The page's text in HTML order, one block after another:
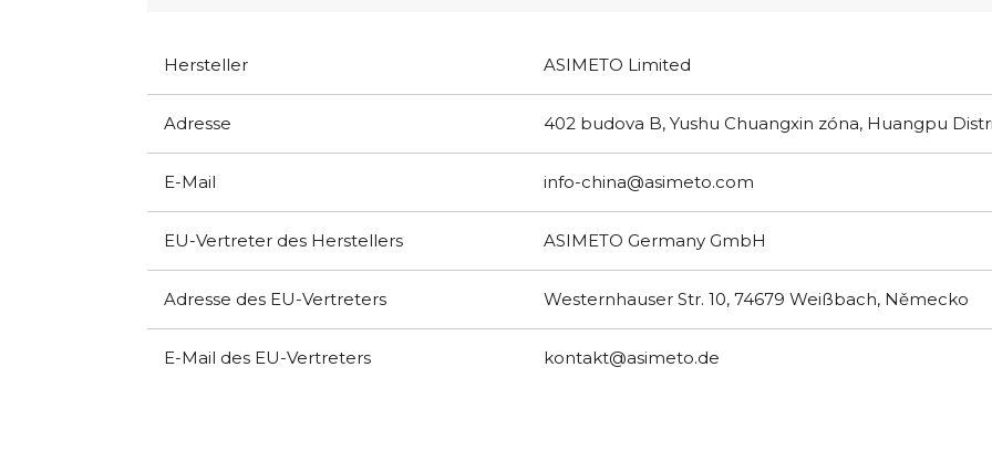
Hersteller ASIMETO Limited
Adresse 402 budova B, Yushu Chuangxin zóna, Huangpu
E-Mail info-china@asimeto.com
EU-Vertreter des Herstellers ASIMETO Germany GmbH
Adresse des EU-Vertreters Westernhauser Str. 10, 74679 Weißbach, Německo
E-Mail des EU-Vertreters kontakt@asimeto.de